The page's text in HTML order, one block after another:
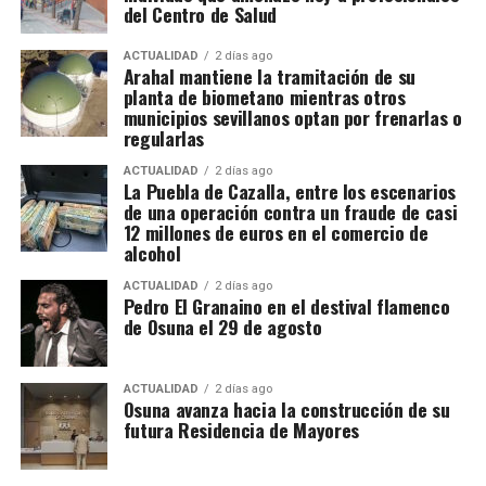
El siglo XIX transforma
definitivamente la relación entre
todavía podría aumentar a medida que se estudie la
documentación intervenida.
Registros en La Puebla de Cazalla
La conexión con La Puebla no es meramente
territorial. La fase operativa se desarrolló el pasado
14 de julio de 2026 y comprendió nueve entradas y
registros en sociedades mercantiles situadas en La
Puebla de Cazalla, Valencia, Badajoz y Córdoba,
además del registro de un domicilio particular en La
Puebla de Cazalla. La información oficial no precisa,
al menos por ahora, cuántas de las nueve empresas
registradas se encontraban concretamente en el
municipio sevillano, por lo que no sería correcto
atribuir a La Puebla la totalidad de esos registros.
La operación se desarrolló bajo la dirección de la
del Centro de Salud
ACTUALIDAD 2 días ago
Arahal mantiene la tramitación de su
planta de biometano mientras otros
municipios sevillanos optan por frenarlas o
regularlas
ACTUALIDAD 2 días ago
La Puebla de Cazalla, entre los escenarios
de una operación contra un fraude de casi
12 millones de euros en el comercio de
alcohol
ACTUALIDAD 2 días ago
Pedro El Granaino en el destival flamenco
de Osuna el 29 de agosto
ACTUALIDAD 2 días ago
Osuna avanza hacia la construcción de su
futura Residencia de Mayores